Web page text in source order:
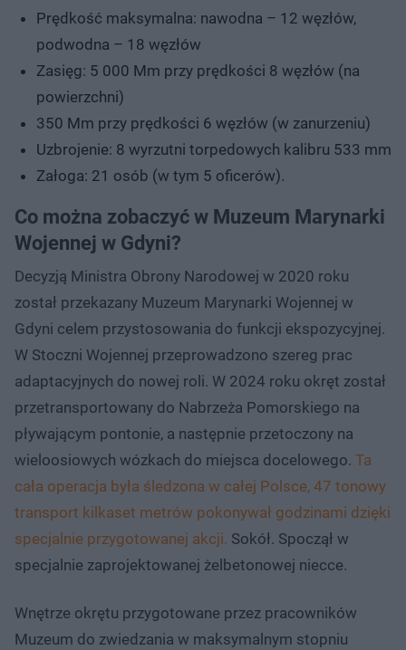
Prędkość maksymalna: nawodna – 12 węzłów,
podwodna – 18 węzłów
Zasięg: 5 000 Mm przy prędkości 8 węzłów (na
powierzchni)
350 Mm przy prędkości 6 węzłów (w zanurzeniu)
Uzbrojenie: 8 wyrzutni torpedowych kalibru 533 mm
Załoga: 21 osób (w tym 5 oficerów).
Co można zobaczyć w Muzeum Marynarki
Wojennej w Gdyni?
Decyzją Ministra Obrony Narodowej w 2020 roku
został przekazany Muzeum Marynarki Wojennej w
Gdyni celem przystosowania do funkcji ekspozycyjnej.
W Stoczni Wojennej przeprowadzono szereg prac
adaptacyjnych do nowej roli. W 2024 roku okręt został
przetransportowany do Nabrzeża Pomorskiego na
pływającym pontonie, a następnie przetoczony na
wieloosiowych wózkach do miejsca docelowego. Ta
cała operacja była śledzona w całej Polsce, 47 tonowy
transport kilkaset metrów pokonywał godzinami dzięki
specjalnie przygotowanej akcji. Sokół. Spoczął w
specjalnie zaprojektowanej żelbetonowej niecce.
Wnętrze okrętu przygotowane przez pracowników
Muzeum do zwiedzania w maksymalnym stopniu